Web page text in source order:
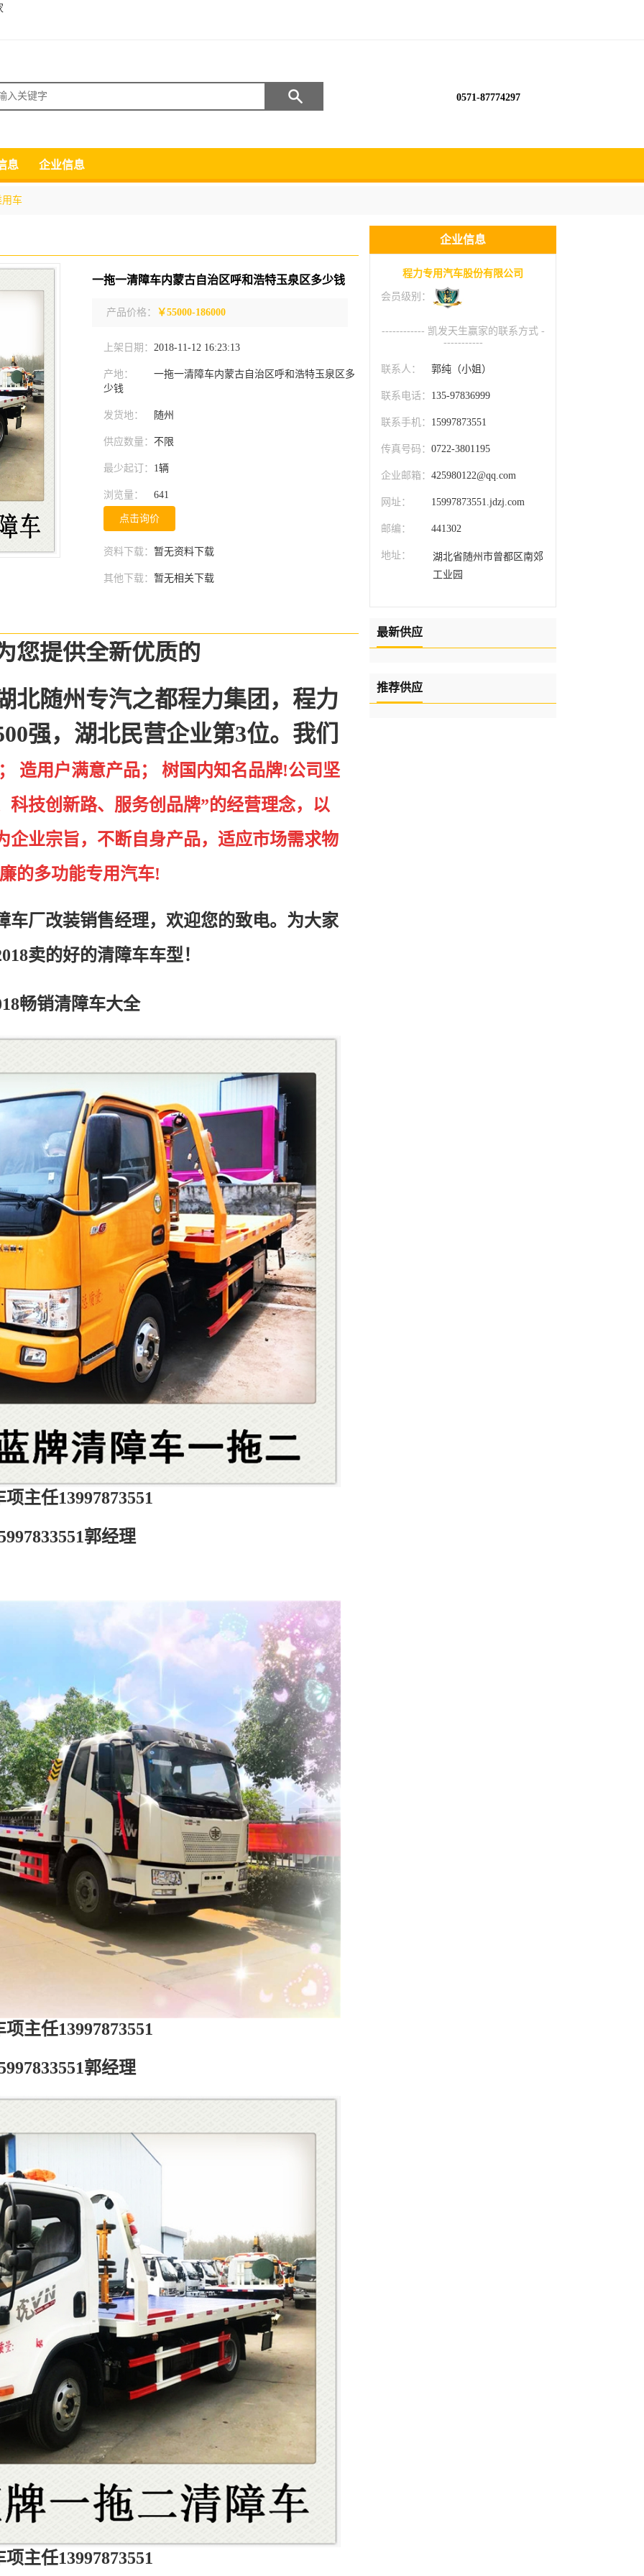
索 0571-87774297
息 企业信息
用车
一拖一清障车内蒙古自治区呼和浩特玉泉区多少钱
产品价格： ￥55000-186000
上架日期： 2018-11-12 16:23:13
产地：
一拖一清障车内蒙古自治区呼和浩特玉泉区多
少钱
发货地： 随州
供应数量： 不限
最少起订： 1辆
浏览量： 641
点击询价
资料下载： 暂无资料下载
其他下载： 暂无相关下载
您提供全新优质的
北随州专汽之都程力集团，程力
强，湖北民营企业第3位。我们
造用户满意产品； 树国内知名品牌!公司坚
科技创新路、服务创品牌”的经营理念，以
企业宗旨，不断自身产品，适应市场需求物
的多功能专用汽车!
车厂改装销售经理，欢迎您的致电。为大家
卖的好的清障车车型！
畅销清障车大全
项主任13997873551
郭经理
项主任13997873551
郭经理
项主任13997873551
企业信息
程力专用汽车股份有限公司
会员级别：
------------ 凯发天生赢家的联系方式 -
-----------
联系人： 郭纯（小姐）
联系电话： 135-97836999
联系手机： 15997873551
传真号码： 0722-3801195
企业邮箱： 425980122@qq.com
网址： 15997873551.jdzj.com
邮编： 441302
地址：
湖北省随州市曾都区南郊
工业园
最新供应
推荐供应